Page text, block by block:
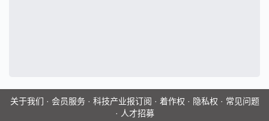
关于我们 · 会员服务· 科技产业报订阅 · 着作权 · 隐私权 · 常见问题
· 人才招募